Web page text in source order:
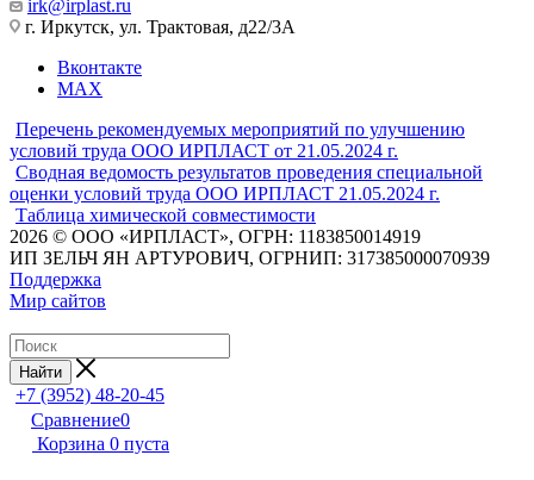
irk@irplast.ru
г. Иркутск, ул. Трактовая, д22/3А
Вконтакте
MAX
Перечень рекомендуемых мероприятий по улучшению
условий труда ООО ИРПЛАСТ от 21.05.2024 г.
Сводная ведомость результатов проведения специальной
оценки условий труда ООО ИРПЛАСТ 21.05.2024 г.
Таблица химической совместимости
2026 © ООО «ИРПЛАСТ», ОГРН: 1183850014919
ИП ЗЕЛЬЧ ЯН АРТУРОВИЧ, ОГРНИП: 317385000070939
Поддержка
Мир сайтов
Найти
+7 (3952) 48-20-45
Сравнение0
Корзина 0 пуста